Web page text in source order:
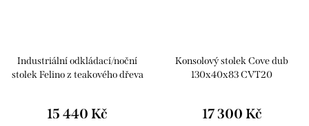
Industriální odkládací/noční
stolek Felino z teakového dřeva
15 440 Kč
Konsolový stolek Cove dub
130x40x83 CVT20
17 300 Kč